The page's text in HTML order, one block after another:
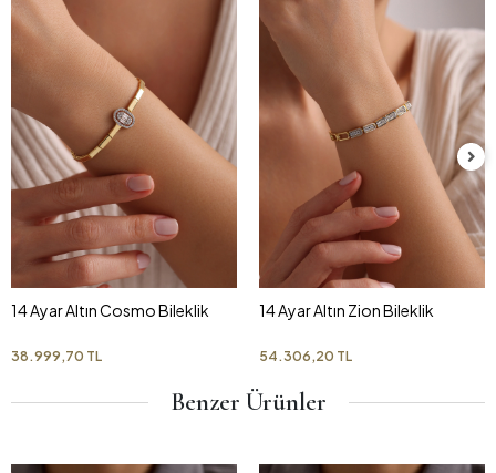
14 Ayar Altın Cosmo Bileklik
38.999,70 TL
14 Ayar Altın Zion Bileklik
54.306,20 TL
Benzer Ürünler